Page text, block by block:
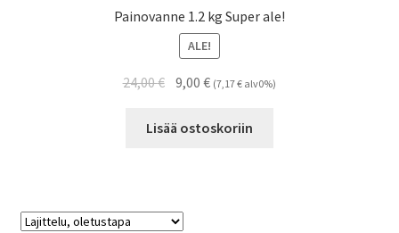
Painovanne 1.2 kg Super ale!
ALE!
24,00€ Alkuperäinen
oli:
9,00€Nykyinen
on:
(7,17€ alv0%)
Lisää ostoskoriin